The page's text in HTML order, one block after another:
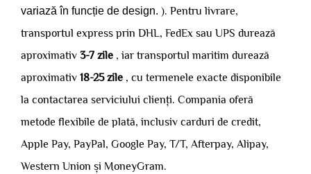
variază în funcție de design. ). Pentru livrare,
transportul express prin DHL, FedEx sau UPS durează
aproximativ 3-7 zile , iar transportul maritim durează
aproximativ 18-25 zile , cu termenele exacte disponibile
la contactarea serviciului clienți. Compania oferă
metode flexibile de plată, inclusiv carduri de credit,
Apple Pay, PayPal, Google Pay, T/T, Afterpay, Alipay,
Western Union și MoneyGram.